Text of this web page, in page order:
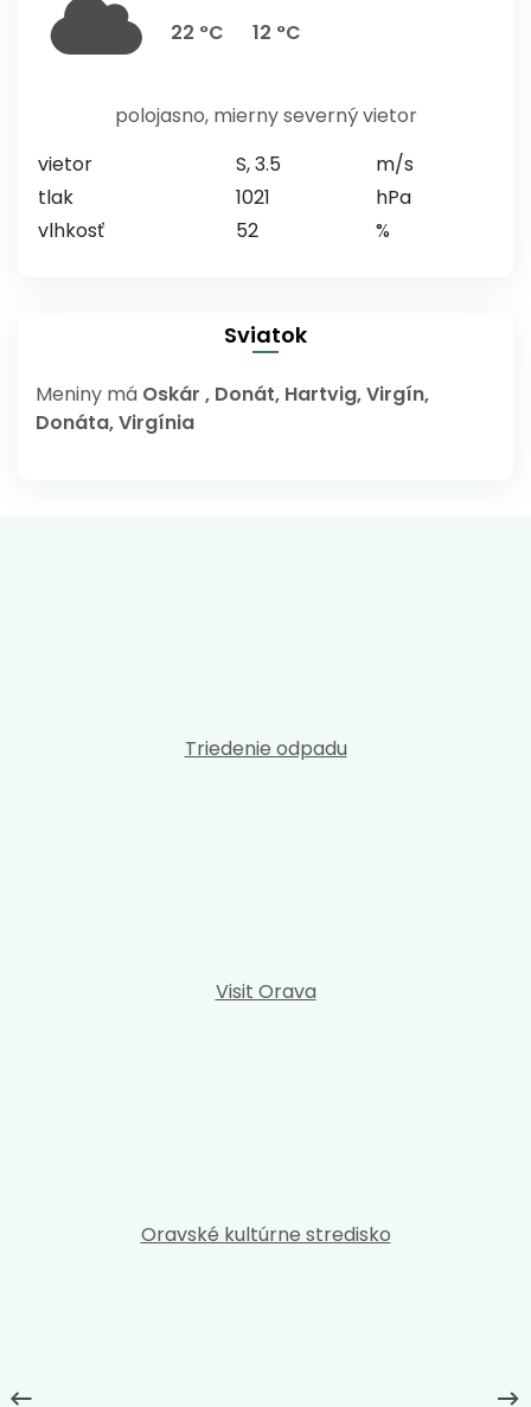
22 °C 12 °C
polojasno, mierny severný vietor
vietor
S, 3.5
m/s
tlak
1021
hPa
vlhkosť
52 %
Sviatok
Meniny má Oskár , Donát, Hartvig, Virgín,
Donáta, Virgínia
Triedenie odpadu
Visit Orava
Oravské kultúrne stredisko